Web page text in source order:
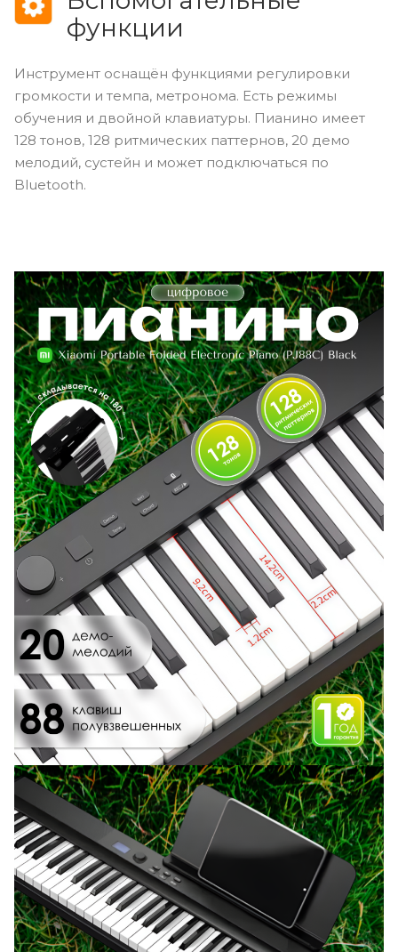
функции
Инструмент оснащён функциями регулировки
громкости и темпа, метронома. Есть режимы
обучения и двойной клавиатуры. Пианино имеет
128 тонов, 128 ритмических паттернов, 20 демо
мелодий, сустейн и может подключаться по
Bluetooth.